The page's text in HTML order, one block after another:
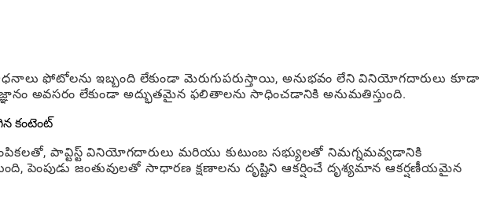
ఫోటోలను ఇబ్బంది లేకుండా మెరుగుపరుస్తాయి, అనుభవం లేని వినియోగదారులు కూడా
అవసరం లేకుండా అద్భుతమైన ఫలితాలను సాధించడానికి అనుమతిస్తుంది.
కంటెంట్
పావ్టిస్ట్ వినియోగదారులు మరియు కుటుంబ సభ్యులతో నిమగ్నమవ్వడానికి
పెంపుడు జంతువులతో సాధారణ క్షణాలను దృష్టిని ఆకర్షించే దృశ్యమాన ఆకర్షణీయమైన